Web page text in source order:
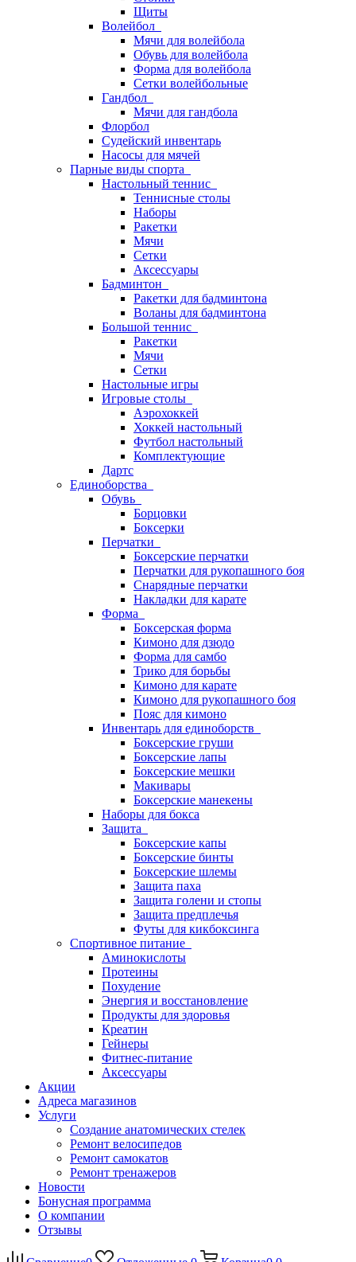
Щиты
Волейбол
Мячи для волейбола
Обувь для волейбола
Форма для волейбола
Сетки волейбольные
Гандбол
Мячи для гандбола
Флорбол
Судейский инвентарь
Насосы для мячей
Парные виды спорта
Настольный теннис
Теннисные столы
Наборы
Ракетки
Мячи
Сетки
Аксессуары
Бадминтон
Ракетки для бадминтона
Воланы для бадминтона
Большой теннис
Ракетки
Мячи
Сетки
Настольные игры
Игровые столы
Аэрохоккей
Хоккей настольный
Футбол настольный
Комплектующие
Дартс
Единоборства
Обувь
Борцовки
Боксерки
Перчатки
Боксерские перчатки
Перчатки для рукопашного боя
Снарядные перчатки
Накладки для карате
Форма
Боксерская форма
Кимоно для дзюдо
Форма для самбо
Трико для борьбы
Кимоно для карате
Кимоно для рукопашного боя
Пояс для кимоно
Инвентарь для единоборств
Боксерские груши
Боксерские лапы
Боксерские мешки
Макивары
Боксерские манекены
Наборы для бокса
Защита
Боксерские капы
Боксерские бинты
Боксерские шлемы
Защита паха
Защита голени и стопы
Защита предплечья
Футы для кикбоксинга
Спортивное питание
Аминокислоты
Протеины
Похудение
Энергия и восстановление
Продукты для здоровья
Креатин
Гейнеры
Фитнес-питание
Аксессуары
Акции
Адреса магазинов
Услуги
Создание анатомических стелек
Ремонт велосипедов
Ремонт самокатов
Ремонт тренажеров
Новости
Бонусная программа
О компании
Отзывы